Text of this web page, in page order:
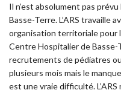
Il n’est absolument pas
Basse-Terre. L’ARS travaille
organisation territoriale pour
Centre Hospitalier de Basse-
recrutements de pédiatres
plusieurs mois mais le
est une vraie difficulté.